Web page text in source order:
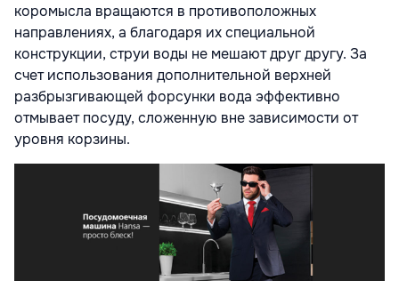
коромысла вращаются в противоположных
направлениях, а благодаря их специальной
конструкции, струи воды не мешают друг другу. За
счет использования дополнительной верхней
разбрызгивающей форсунки вода эффективно
отмывает посуду, сложенную вне зависимости от
уровня корзины.